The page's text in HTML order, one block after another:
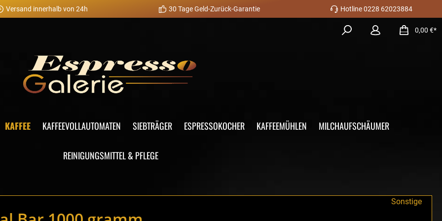
Versand innerhalb von 24h 30 Tage Geld-Zurück-Garantie Hotline 0228 62023884
0,00 €*
KAFFEE KAFFEEVOLLAUTOMATEN SIEBTRÄGER ESPRESSOKOCHER KAFFEEMÜHLEN MILCHAUFSCHÄUMER
REINIGUNGSMITTEL & PFLEGE
Sonstige